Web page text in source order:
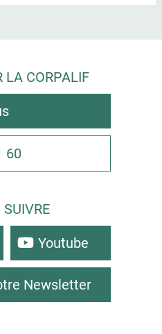
LA CORPALIF
60
SUIVRE
Youtube
Newsletter